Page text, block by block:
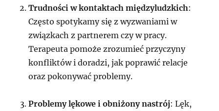
Trudności w kontaktach międzyludzkich:
Często spotykamy się z wyzwaniami w
związkach z partnerem czy w pracy.
Terapeuta pomoże zrozumieć przyczyny
konfliktów i doradzi, jak poprawić relacje
oraz pokonywać problemy.
Problemy lękowe i obniżony nastrój: Lęk,